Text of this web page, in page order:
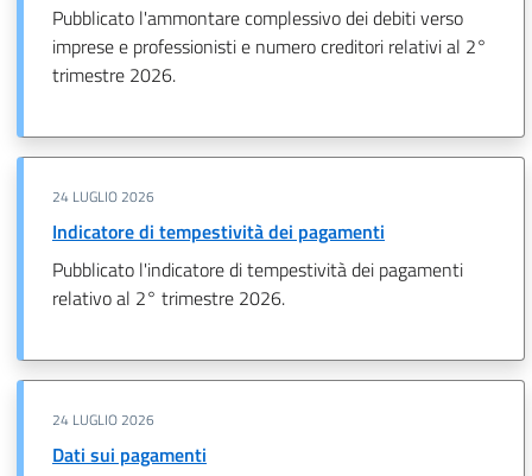
Pubblicato l'ammontare complessivo dei debiti verso
imprese e professionisti e numero creditori relativi al 2°
trimestre 2026.
24 LUGLIO 2026
Indicatore di tempestività dei pagamenti
Pubblicato l'indicatore di tempestività dei pagamenti
relativo al 2° trimestre 2026.
24 LUGLIO 2026
Dati sui pagamenti